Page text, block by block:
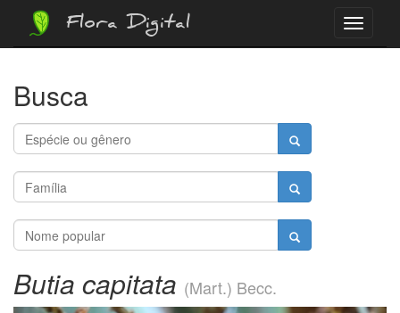
Menu
Flora Digital
Busca
Butia capitata (Mart.) Becc.